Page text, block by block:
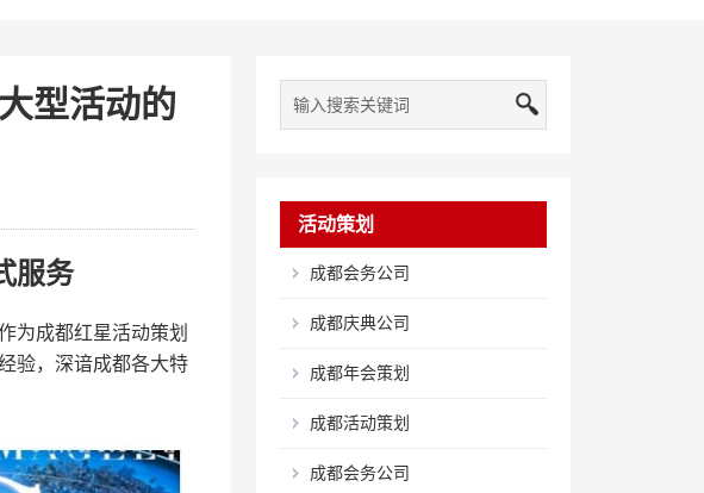
型活动的
服务
为成都红星活动策划
验，深谙成都各大特
活动策划
成都会务公司
成都庆典公司
成都年会策划
成都活动策划
成都会务公司